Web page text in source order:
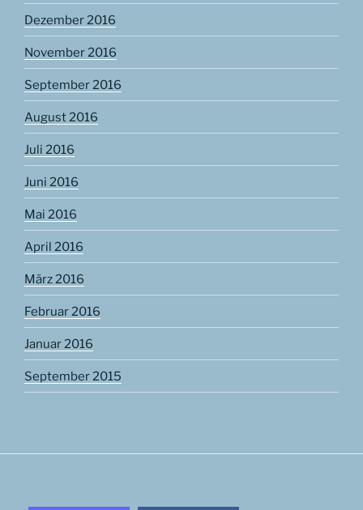
Dezember 2016
November 2016
September 2016
August 2016
Juli 2016
Juni 2016
Mai 2016
April 2016
März 2016
Februar 2016
Januar 2016
September 2015